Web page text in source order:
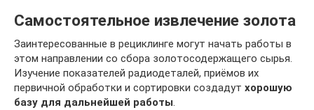
Самостоятельное извлечение золота
Заинтересованные в рециклинге могут начать работы в
этом направлении со сбора золотосодержащего сырья.
Изучение показателей радиодеталей, приёмов их
первичной обработки и сортировки создадут хорошую
базу для дальнейшей работы